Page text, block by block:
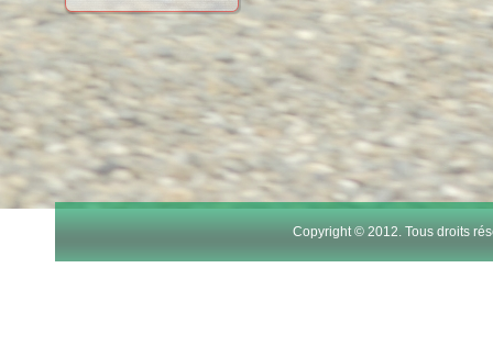
15
17
Copyright © 2012. Tous droits